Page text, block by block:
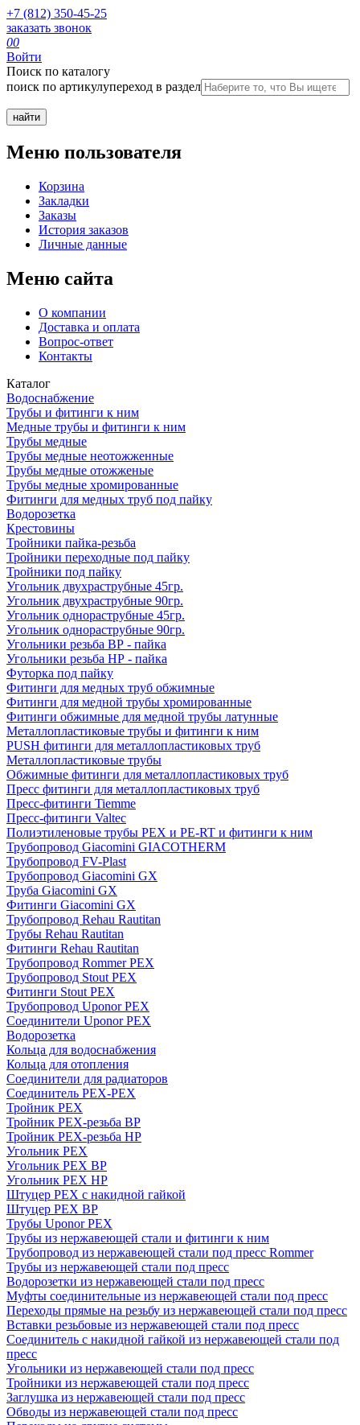
+7 (812) 350-45-25
заказать звонок
00
Войти
Поиск по каталогу
поиск по артикулупереход в раздел
Меню пользователя
Корзина
Закладки
Заказы
История заказов
Личные данные
Меню сайта
О компании
Доставка и оплата
Вопрос-ответ
Контакты
Каталог
Водоснабжение
Трубы и фитинги к ним
Медные трубы и фитинги к ним
Трубы медные
Трубы медные неотожженные
Трубы медные отожженые
Трубы медные хромированные
Фитинги для медных труб под пайку
Водорозетка
Крестовины
Тройники пайка-резьба
Тройники переходные под пайку
Тройники под пайку
Угольник двухраструбные 45гр.
Угольник двухраструбные 90гр.
Угольник однораструбные 45гр.
Угольник однораструбные 90гр.
Угольники резьба ВР - пайка
Угольники резьба НР - пайка
Футорка под пайку
Фитинги для медных труб обжимные
Фитинги для медной трубы хромированные
Фитинги обжимные для медной трубы латунные
Металлопластиковые трубы и фитинги к ним
PUSH фитинги для металлопластиковых труб
Металлопластиковые трубы
Обжимные фитинги для металлопластиковых труб
Пресс фитинги для металлопластиковых труб
Пресс-фитинги Tiemme
Пресс-фитинги Valtec
Полиэтиленовые трубы PEX и PE-RT и фитинги к ним
Трубопровод Giacomini GIACOTHERM
Трубопровод FV-Plast
Трубопровод Giacomini GX
Труба Giacomini GX
Фитинги Giacomini GX
Трубопровод Rehau Rautitan
Трубы Rehau Rautitan
Фитинги Rehau Rautitan
Трубопровод Rommer PEX
Трубопровод Stout PEX
Фитинги Stout PEX
Трубопровод Uponor PEX
Соединители Uponor PEX
Водорозетка
Кольца для водоснабжения
Кольца для отопления
Соединители для радиаторов
Соединитель PEX-PEX
Тройник PEX
Тройник PEX-резьба ВР
Тройник PEX-резьба НР
Угольник PEX
Угольник PEX ВР
Угольник PEX НР
Штуцер PEX c накидной гайкой
Штуцер PEX ВР
Трубы Uponor PEX
Трубы из нержавеющей стали и фитинги к ним
Трубопровод из нержавеющей стали под пресс Rommer
Трубы из нержавеющей стали под пресс
Водорозетки из нержавеющей стали под пресс
Муфты соединительные из нержавеющей стали под пресс
Переходы прямые на резьбу из нержавеющей стали под пресс
Вставки резьбовые из нержавеющей стали под пресс
Соединитель с накидной гайкой из нержавеющей стали под
пресс
Угольники из нержавеющей стали под пресс
Тройники из нержавеющей стали под пресс
Заглушка из нержавеющей стали под пресс
Обводы из нержавеющей стали под пресс